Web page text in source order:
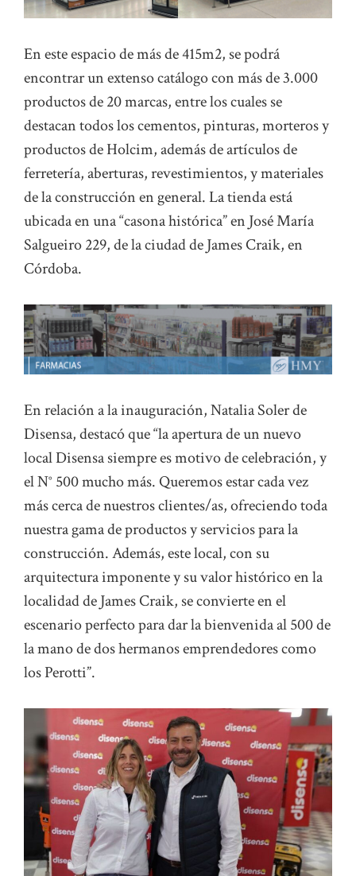
En este espacio de más de 415m2, se podrá
encontrar un extenso catálogo con más de 3.000
productos de 20 marcas, entre los cuales se
destacan todos los cementos, pinturas, morteros y
productos de Holcim, además de artículos de
ferretería, aberturas, revestimientos, y materiales
de la construcción en general. La tienda está
ubicada en una “casona histórica” en José María
Salgueiro 229, de la ciudad de James Craik, en
Córdoba.
En relación a la inauguración, Natalia Soler de
Disensa, destacó que “la apertura de un nuevo
local Disensa siempre es motivo de celebración, y
el N° 500 mucho más. Queremos estar cada vez
más cerca de nuestros clientes/as, ofreciendo toda
nuestra gama de productos y servicios para la
construcción. Además, este local, con su
arquitectura imponente y su valor histórico en la
localidad de James Craik, se convierte en el
escenario perfecto para dar la bienvenida al 500 de
la mano de dos hermanos emprendedores como
los Perotti”.